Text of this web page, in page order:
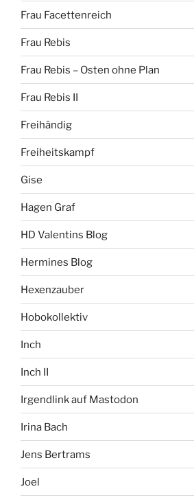
Frau Facettenreich
Frau Rebis
Frau Rebis – Osten ohne Plan
Frau Rebis II
Freihändig
Freiheitskampf
Gise
Hagen Graf
HD Valentins Blog
Hermines Blog
Hexenzauber
Hobokollektiv
Inch
Inch II
Irgendlink auf Mastodon
Irina Bach
Jens Bertrams
Joel